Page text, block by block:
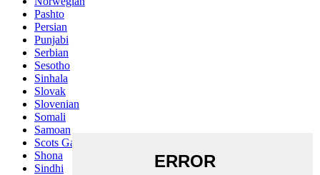
Pashto
Persian
Punjabi
Serbian
Sesotho
Sinhala
Slovak
Slovenian
Somali
Samoan
Scots Gaelic
Shona
Sindhi